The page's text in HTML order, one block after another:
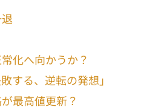
化へ向かうか？
する、逆転の発想」
最高値更新？